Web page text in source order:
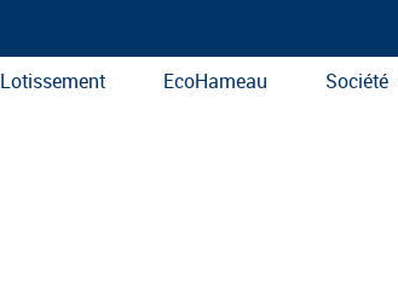
Lotissement EcoHameau Société